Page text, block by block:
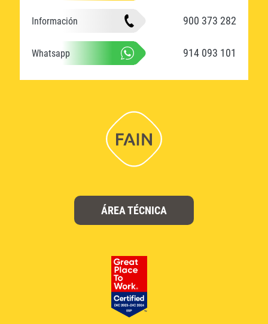
Información 900 373 282
Whatsapp 914 093 101
ÁREA TÉCNICA